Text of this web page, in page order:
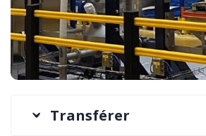
Transférer